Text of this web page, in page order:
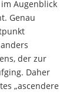
Augenblick
Genau
der zur
Daher
„ascendere